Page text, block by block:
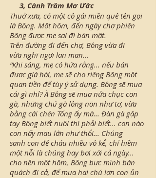
3, Cành Trâm Mơ Ước
Thuở xưa, có một cô gái miền quê tên gọi
là Bông. Một hôm, đến ngày chợ phiên
Bông được mẹ sai đi bán mật.
Trên đường đi đến chợ, Bông vừa đi
vừa nghĩ ngợi lan man...
“Khi sáng, mẹ có hứa rằng... nếu bán
được giá hời, mẹ sẽ cho riêng Bông một
quan tiền để tùy ý sử dụng. Bông sẽ mua
cái gì nhỉ? À Bông sẽ mua nửa chục con
gà, những chú gà lông nõn như tơ, vừa
bằng cái chén Tống ấy mà... Đàn gà gặp
tay Bông biết nuôi thì phải biết... con nào
con nấy mau lớn như thổi... Chúng
sanh con đẻ cháu nhiều vô kể, chỉ hiềm
một nỗi là chúng hay bơi xới cả ngày...
cho nên một hôm, Bông bực mình bán
quách đi cả, để mua hai chú lợn con ủn